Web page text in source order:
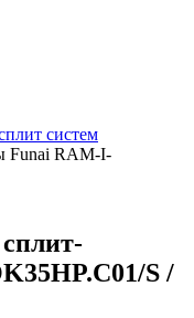
систем
Funai RAM-I-
S /